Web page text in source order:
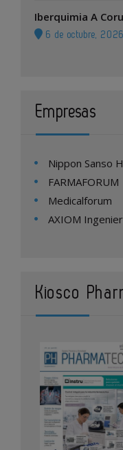
Iberquimia A
6 de octubre, 2026
Empresas
Nippon Sanso
FARMAFORUM
Medicalforum
AXIOM
Kiosco